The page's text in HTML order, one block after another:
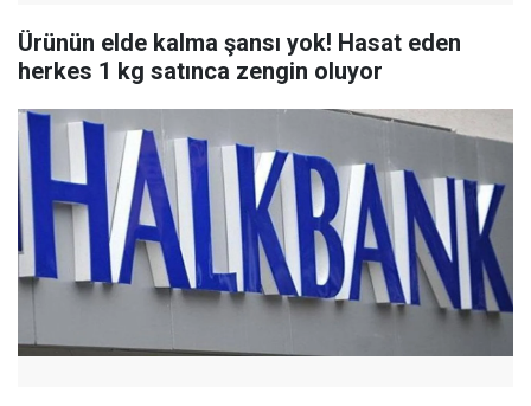
Ürünün elde kalma şansı yok! Hasat eden
herkes 1 kg satınca zengin oluyor